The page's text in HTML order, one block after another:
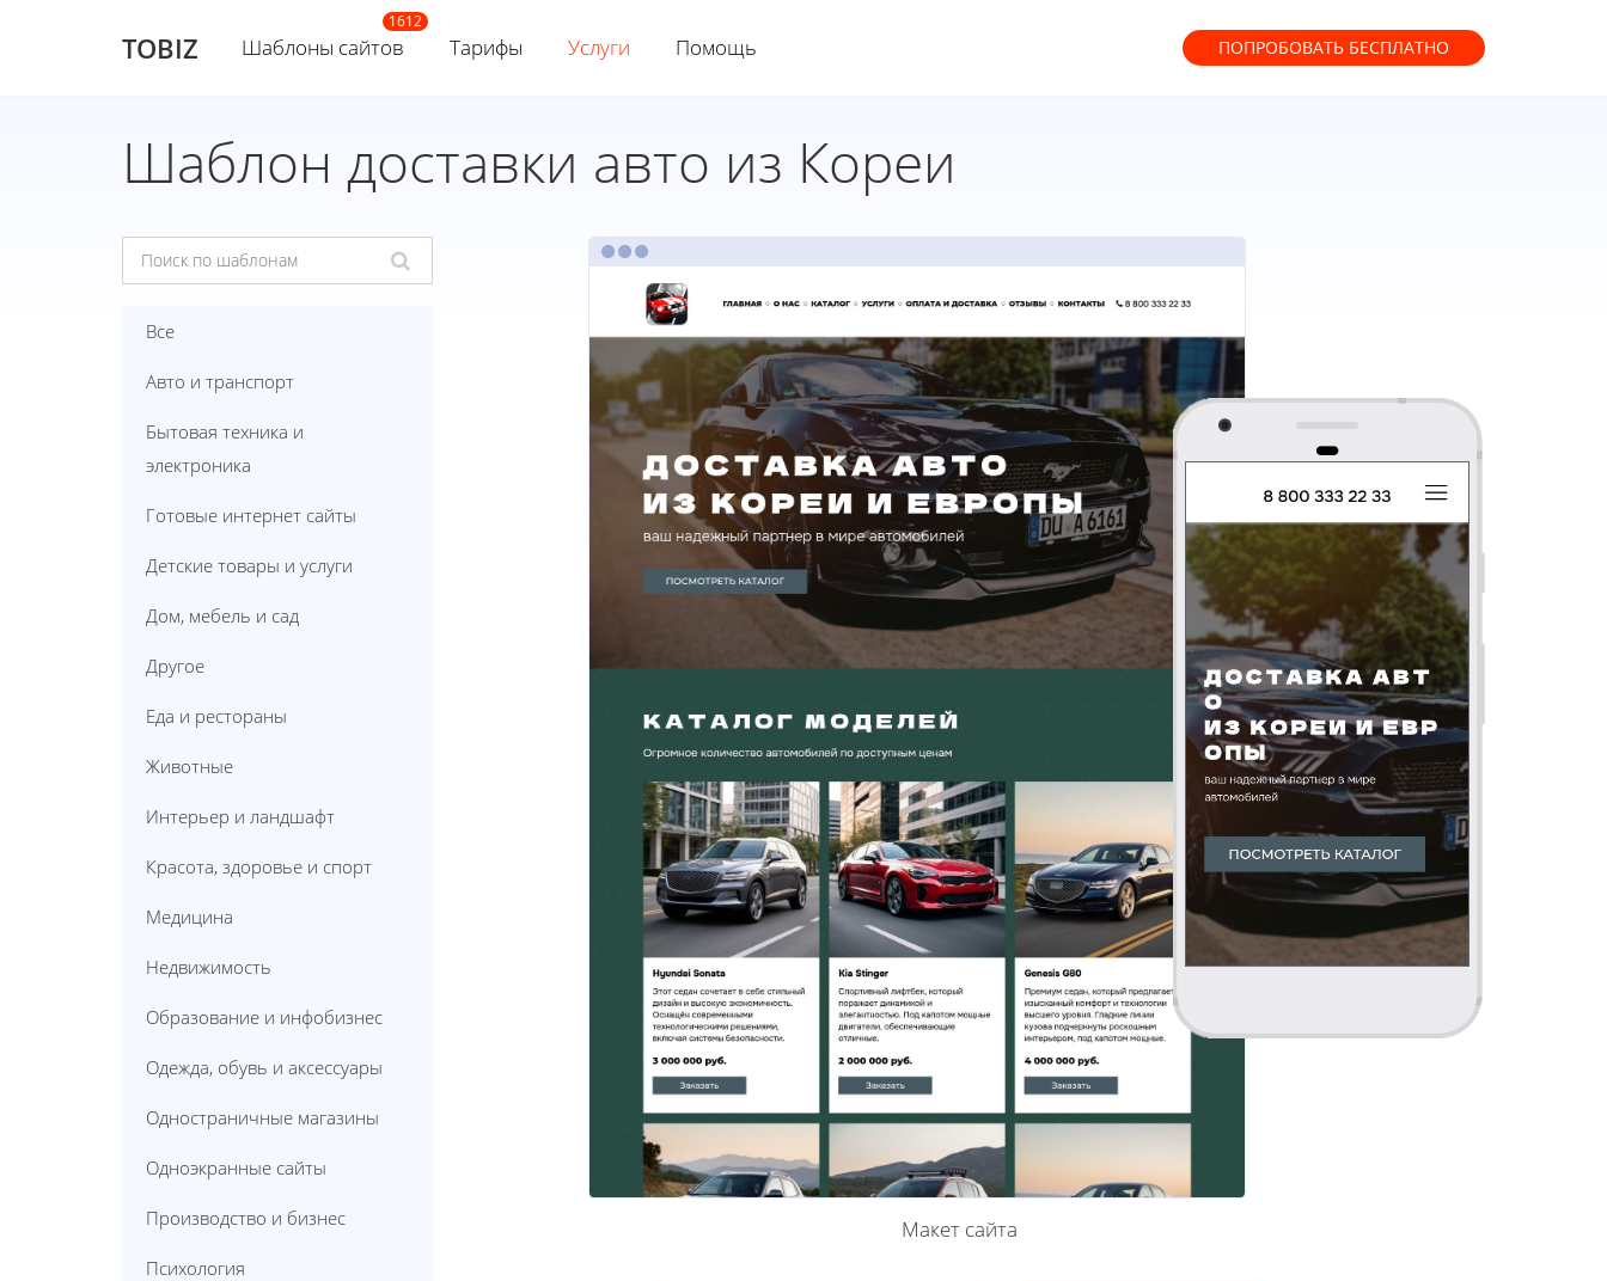
TOBIZ Шаблоны сайтов Тарифы Услуги Помощь ПОПРОБОВАТЬ БЕСПЛАТНО
Шаблон доставки авто из Кореи
Все
Авто и транспорт
Бытовая техника и
электроника
Готовые интернет сайты
Детские товары и услуги
Дом, мебель и сад
Другое
Еда и рестораны
Животные
Интерьер и ландшафт
Красота, здоровье и спорт
Медицина
Недвижимость
Образование и инфобизнес
Одежда, обувь и аксессуары
Одностраничные магазины
Одноэкранные сайты
Производство и бизнес
Психология
Макет сайта